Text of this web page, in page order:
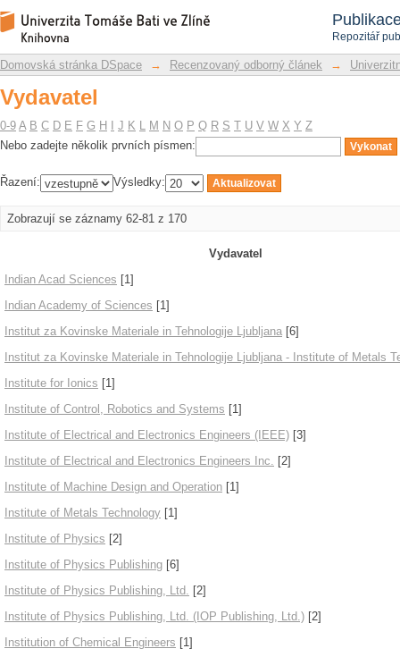
Repozitář
Vydavatel
Repozitář DSpace/Manakin
Domovská stránka DSpace → Recenzovaný odborný článek →
Vydavatel
0-9 A B C D E F G H J K L M N O P Q R S T U V W X Y Z
Nebo zadejte několik prvních písmen:
Řazení: Výsledky:
Zobrazují se záznamy 62-81 z 170
Vydavatel
Indian Acad Sciences [1]
Indian Academy of Sciences [1]
Institut za Kovinske Materiale in Tehnologije Ljubljana [6]
Institut za Kovinske Materiale in Tehnologije Ljubljana - Institute of Metals
Institute for Ionics [1]
Institute of Control, Robotics and Systems [1]
Institute of Electrical and Electronics Engineers (IEEE) [3]
Institute of Electrical and Electronics Engineers Inc. [2]
Institute of Machine Design and Operation [1]
Institute of Metals Technology [1]
Institute of Physics [2]
Institute of Physics Publishing [6]
Institute of Physics Publishing, Ltd. [2]
Institute of Physics Publishing, Ltd. (IOP Publishing, Ltd.) [2]
Institution of Chemical Engineers [1]